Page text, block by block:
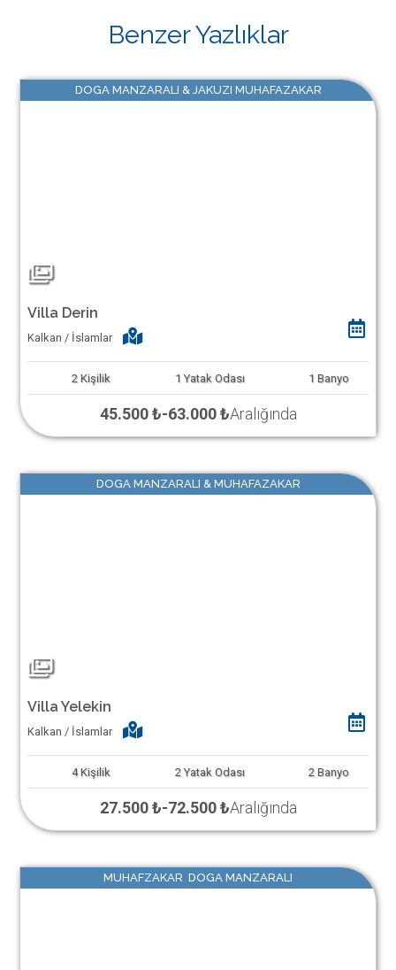
Benzer Yazlıklar
DOGA MANZARALI & JAKUZI MUHAFAZAKAR
Villa Derin
Kalkan / İslamlar
2 Kişilik 1 Yatak Odası 1 Banyo
45.500 ₺-63.000 ₺Aralığında
DOGA MANZARALI & MUHAFAZAKAR
Villa Yelekin
Kalkan / İslamlar
4 Kişilik 2 Yatak Odası 2 Banyo
27.500 ₺-72.500 ₺Aralığında
MUHAFZAKAR DOGA MANZARALI